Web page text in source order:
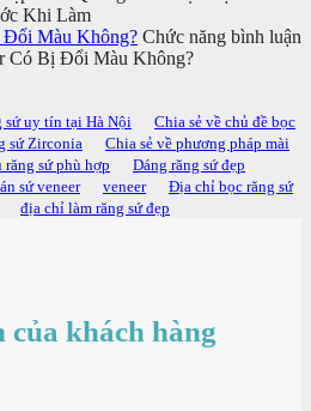
Khi Làm
Đổi Màu Không? Chức năng bình luận
Có Bị Đổi Màu Không?
sứ uy tín tại Hà Nội
Chia sẻ về chủ đề bọc
sứ Zirconia
Chia sẻ về phương pháp mài
răng sứ phù hợp
Dáng răng sứ đẹp
sứ veneer veneer
Địa chỉ bọc răng sứ
địa chỉ làm răng sứ đẹp
của khách hàng